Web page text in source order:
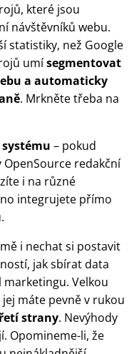
které jsou
návštěvníků webu.
statistiky, než Google
umísegmentovat
a automaticky
. Mrkněte třeba na
– pokud
redakční
i na různé
integrujete přímo
i nechat si postavit
jak sbírat data
Velkou
máte pevně v rukou
strany. Nevýhody
Opomineme-li, že